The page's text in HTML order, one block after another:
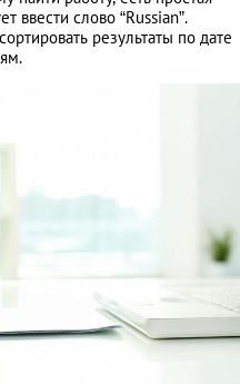
ввести слово “Russian”.
результаты по дате